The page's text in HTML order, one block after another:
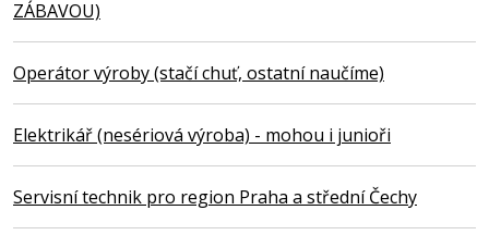
ZÁBAVOU)
Operátor výroby (stačí chuť, ostatní naučíme)
Elektrikář (nesériová výroba) - mohou i junioři
Servisní technik pro region Praha a střední Čechy